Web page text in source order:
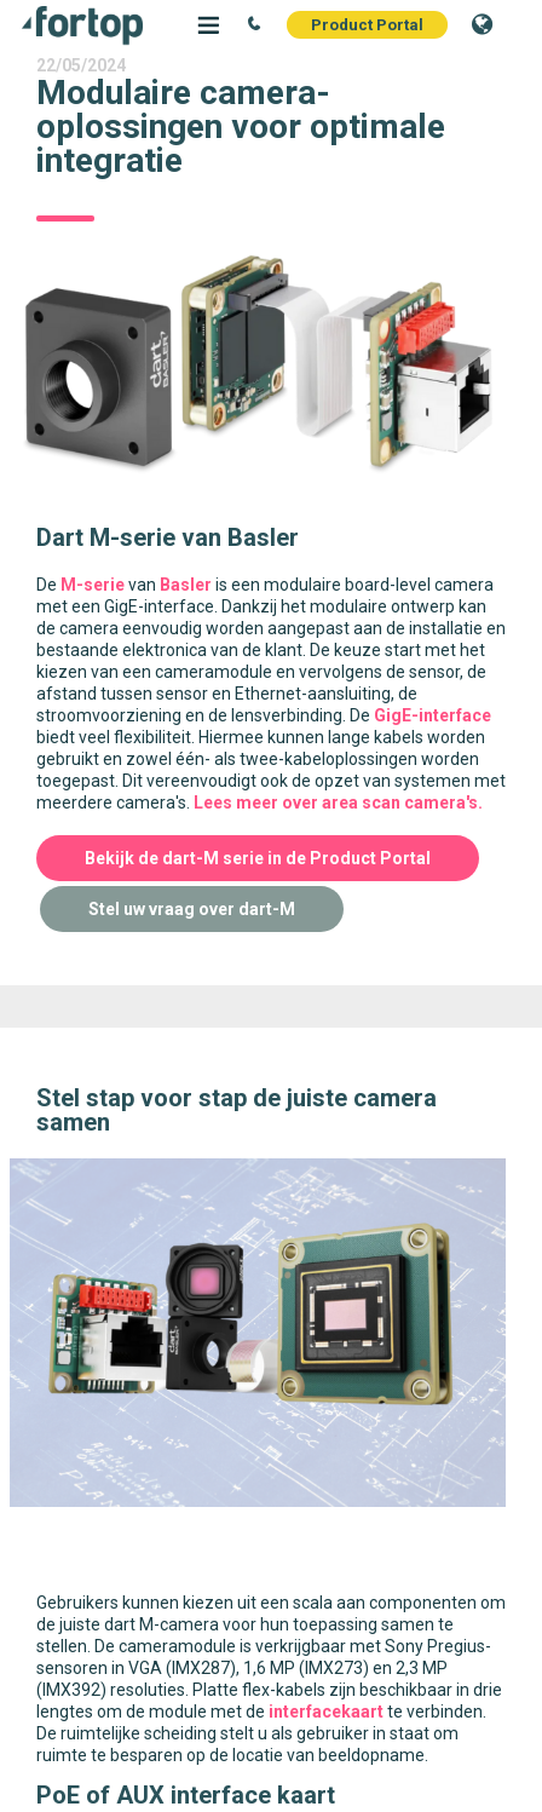
Product Portal
22/05/2024
Modulaire camera-
oplossingen voor optimale
integratie
Dart M-serie van Basler
De M-serievan Basler is een modulaire board-level camera
met een GigE-interface. Dankzij het modulaire ontwerp kan
de camera eenvoudig worden aangepast aan de installatie en
bestaande elektronica van de klant. De keuze start met het
kiezen van een cameramodule en vervolgens de sensor, de
afstand tussen sensor en Ethernet-aansluiting, de
stroomvoorziening en de lensverbinding. De GigE-interface
biedt veel flexibiliteit. Hiermee kunnen lange kabels worden
gebruikt en zowel één- als twee-kabeloplossingen worden
toegepast. Dit vereenvoudigt ook de opzet van systemen met
meerdere camera's.
Lees meer over area scan camera's.
Bekijk de dart-M serie in de Product Portal
Stel uw vraag over dart-M
Stel stap voor stap de juiste camera
samen
Gebruikers kunnen kiezen uit een scala aan componenten om
de juiste dart M-camera voor hun toepassing samen te
stellen. De cameramodule is verkrijgbaar met Sony Pregius-
sensoren in VGA (IMX287), 1,6 MP (IMX273) en 2,3 MP
(IMX392) resoluties. Platte flex-kabels zijn beschikbaar in drie
lengtes om de module met de interfacekaartte verbinden.
De ruimtelijke scheiding stelt u als gebruiker in staat om
ruimte te besparen op de locatie van beeldopname.
PoE of AUX interface kaart